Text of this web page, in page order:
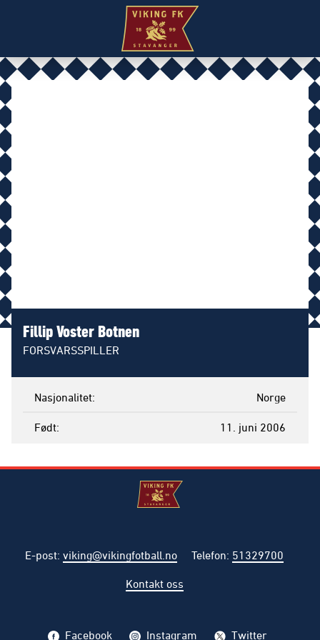
Fillip Voster Botnen
FORSVARSSPILLER
Nasjonalitet Norge
Født 11. juni 2006
E-post: viking@vikingfotball.no Telefon: 51329700
Kontakt oss
Facebook Instagram Twitter